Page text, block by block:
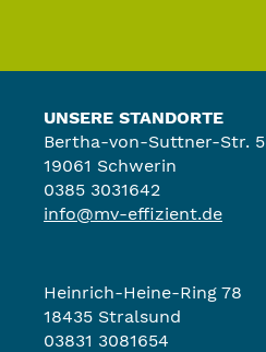
UNSERE STANDORTE
Bertha-von-Suttner-Str. 5
19061 Schwerin
0385 3031642
info@mv-effizient.de
Heinrich-Heine-Ring 78
18435 Stralsund
03831 3081654